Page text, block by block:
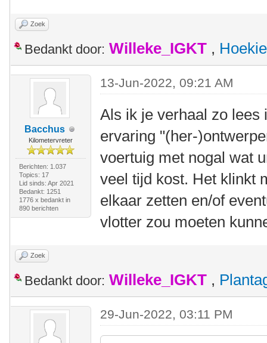
Zoek
Bedankt door: Willeke_IGKT , Hoekie
Bacchus
Kilometervreter
Berichten: 1.037
Topics: 17
Lid sinds: Apr 2021
Bedankt: 1251
1776 x bedankt in
890 berichten
13-Jun-2022, 09:21 AM
Als ik je verhaal zo lees
ervaring "(her-
voertuig met nogal wat
veel tijd kost. Het klinkt
elkaar zetten en/of
vlotter zou moeten
Zoek
Bedankt door: Willeke_IGKT ,
29-Jun-2022, 03:11 PM